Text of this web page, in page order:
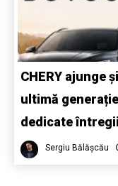
CHERY ajunge
ultimă
dedicate
Sergiu Bălășcău